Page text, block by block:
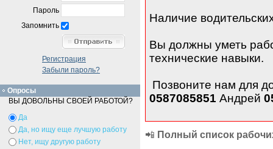
Наличие
Вы должны уметь
технические навыки.
Позвоните нам для
0587085851 Андрей
📲 Полный список
Пароль
Запомнить
Регистрация
Забыли пароль?
Опросы
ВЫ ДОВОЛЬНЫ СВОЕЙ РАБОТОЙ?
Да
Да, но ищу еще лучшую работу
Нет, ищу другую работу